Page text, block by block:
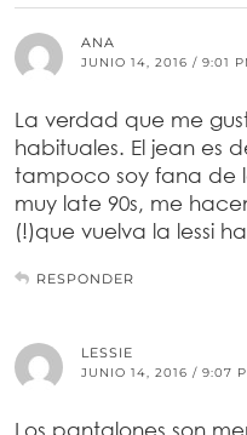
ANA
JUNIO 14, 2016 / 9:01
La verdad que me
habituales. El jean es
tampoco soy fana de
muy late 90s, me
(!)que vuelva la lessi
RESPONDER
LESSIE
JUNIO 14, 2016 / 9:07